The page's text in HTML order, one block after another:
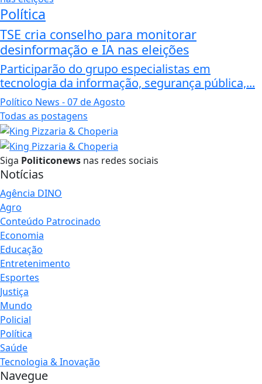
Política
TSE cria conselho para monitorar
desinformação e IA nas eleições
Participarão do grupo especialistas em
tecnologia da informação, segurança pública,...
Político News - 07 de Agosto
Todas as postagens
Siga Politiconews nas redes sociais
Notícias
Agência DINO
Agro
Conteúdo Patrocinado
Economia
Educação
Entretenimento
Esportes
Justiça
Mundo
Policial
Política
Saúde
Tecnologia & Inovação
Navegue